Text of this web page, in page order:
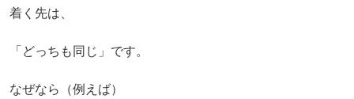
着く先は、
「どっちも同じ」です。
なぜなら（例えば）